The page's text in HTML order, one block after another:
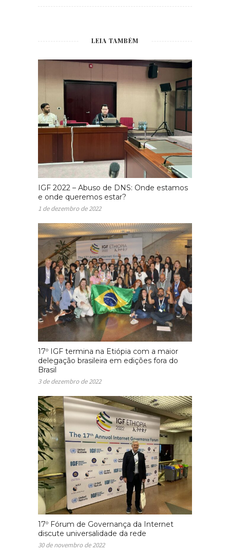
LEIA TAMBÉM
IGF 2022 – Abuso de DNS: Onde estamos
e onde queremos estar?
1 de dezembro de 2022
17º IGF termina na Etiópia com a maior
delegação brasileira em edições fora do
Brasil
3 de dezembro de 2022
17º Fórum de Governança da Internet
discute universalidade da rede
30 de novembro de 2022